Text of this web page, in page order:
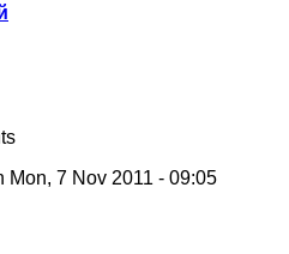
Mon, 7 Nov 2011 - 09:05